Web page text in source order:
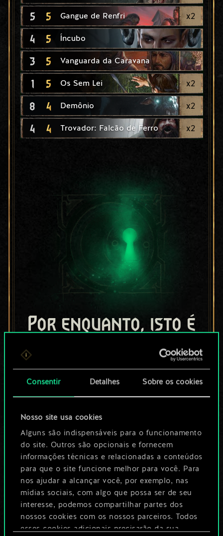
Consentir Detalhes Sobre os cookies
Nosso site usa cookies
Alguns são indispensáveis para o funcionamento
do site. Outros são opcionais e fornecem
informações técnicas e relacionadas a conteúdos
para que o site funcione melhor para você. Para
nos ajudar a alcançar você, por exemplo, nas
mídias sociais, com algo que possa ser de seu
interesse, podemos compartilhar partes dos
nossos cookies com os nossos parceiros. Todos
esses cookies adicionais precisarão da sua
5 5 Gangue de Renfri x2
4 5 Íncubo
3 5 Vanguarda da Caravana
1 5 Os Sem Lei x2
8 4 Demônio x2
4 4 Trovador: Falcão de Ferro x2
Por enquanto, isto é
apenas um conjunto
de cartas
compartilhado.
No entanto, dá para
ser muito mais!
Dê um nome para este baralho e crie
um guia
Editar baralho